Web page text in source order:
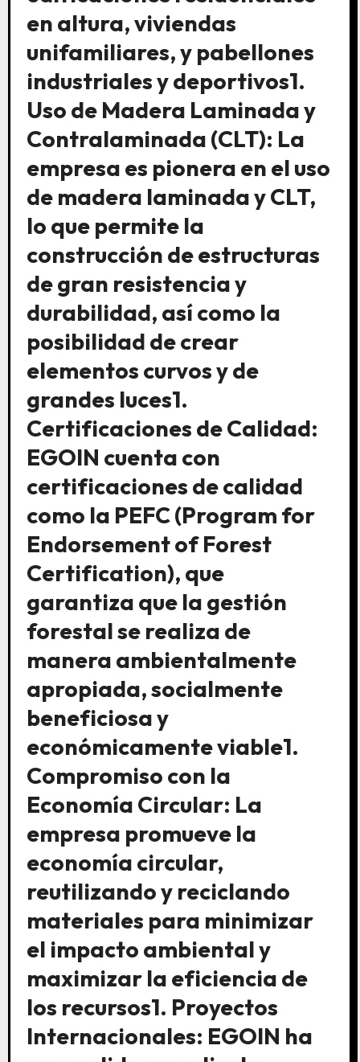
en altura, viviendas
unifamiliares, y pabellones
industriales y deportivos1.
Uso de Madera Laminada y
Contralaminada (CLT): La
empresa es pionera en el uso
de madera laminada y CLT,
lo que permite la
construcción de estructuras
de gran resistencia y
durabilidad, así como la
posibilidad de crear
elementos curvos y de
grandes luces1.
Certificaciones de Calidad:
EGOIN cuenta con
certificaciones de calidad
como la PEFC (Program for
Endorsement of Forest
Certification), que
garantiza que la gestión
forestal se realiza de
manera ambientalmente
apropiada, socialmente
beneficiosa y
económicamente viable1.
Compromiso con la
Economía Circular: La
empresa promueve la
economía circular,
reutilizando y reciclando
materiales para minimizar
el impacto ambiental y
maximizar la eficiencia de
los recursos1. Proyectos
Internacionales: EGOIN ha